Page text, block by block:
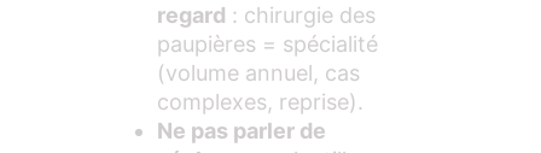
regard : chirurgie des
paupières = spécialité
(volume annuel, cas
complexes, reprise).
Ne pas parler de